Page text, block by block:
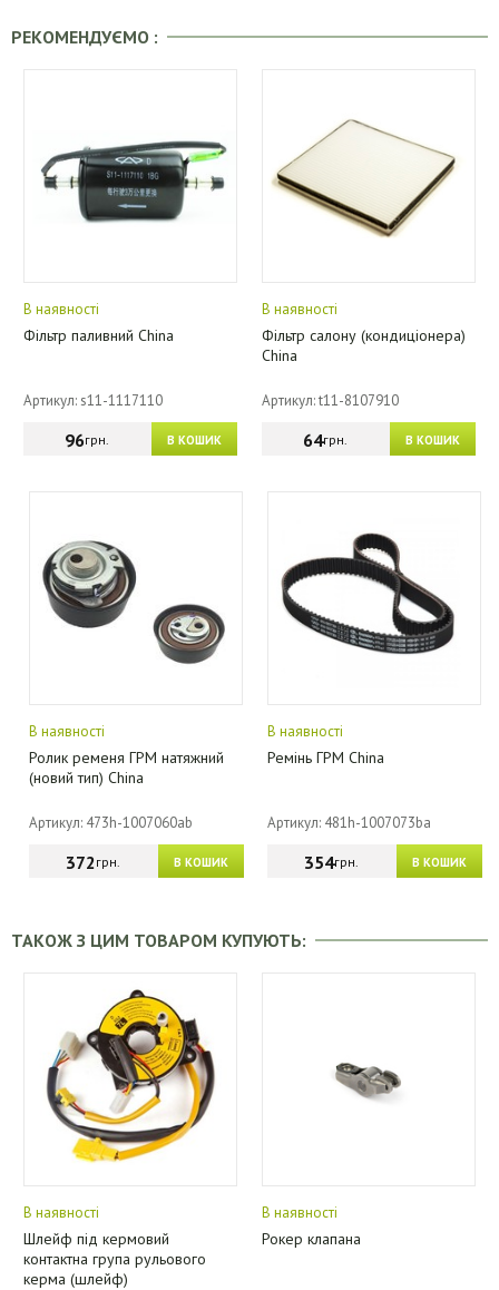
РЕКОМЕНДУЄМО :
В наявності
Фільтр паливний China
Артикул: s11-1117110
В КОШИК
96грн.
В наявності
Фільтр салону (кондиціонера)
China
Артикул: t11-8107910
В КОШИК
64грн.
В наявності
Ролик ременя ГРМ натяжний
(новий тип) China
Артикул: 473h-1007060ab
В КОШИК
372грн.
В наявності
Ремінь ГРМ China
Артикул: 481h-1007073ba
В КОШИК
354грн.
ТАКОЖ З ЦИМ ТОВАРОМ КУПУЮТЬ:
В наявності
Шлейф під кермовий
контактна група рульового
керма (шлейф)
В наявності
Рокер клапана